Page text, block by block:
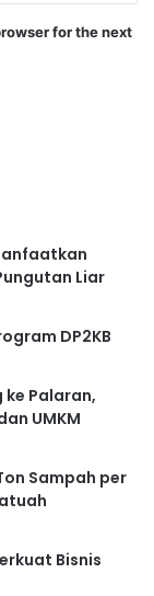
for the next
Liar
DP2KB
ke Palaran,
UMKM
Sampah per
Bisnis